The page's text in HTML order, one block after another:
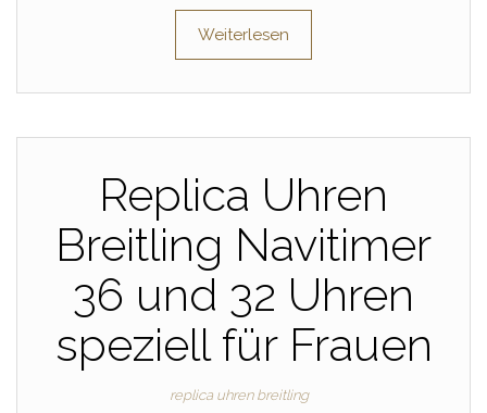
Weiterlesen
Replica Uhren
Breitling Navitimer
36 und 32 Uhren
speziell für Frauen
replica uhren breitling